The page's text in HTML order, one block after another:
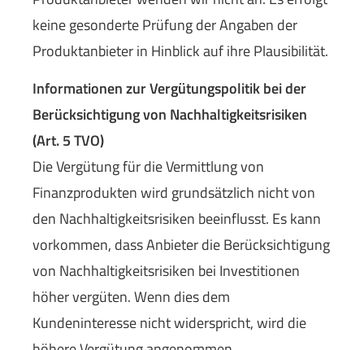
keine gesonderte Prüfung der Angaben der
Produktanbieter in Hinblick auf ihre Plausibilität.
Informationen zur Vergütungspolitik bei der
Berücksichtigung von Nachhaltigkeitsrisiken
(Art. 5 TVO)
Die Vergütung für die Vermittlung von
Finanzprodukten wird grundsätzlich nicht von
den Nachhaltigkeitsrisiken beeinflusst. Es kann
vorkommen, dass Anbieter die Berücksichtigung
von Nachhaltigkeitsrisiken bei Investitionen
höher vergüten. Wenn dies dem
Kundeninteresse nicht widerspricht, wird die